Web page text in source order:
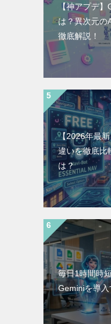
【神アプデ
は？異次元の
徹底解説！
【2026年最
違いを徹底比
は？
毎日1時間時
Geminiを導